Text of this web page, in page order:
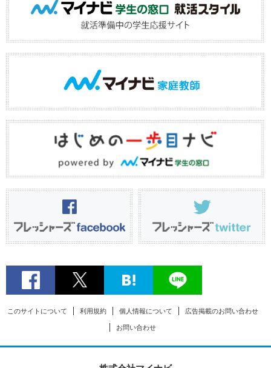
このサイトについて 利用規約 個人情報について 広告掲載のお問い合わせ
お問い合わせ